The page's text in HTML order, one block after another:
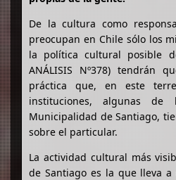
De la cultura como
preocupan en Chile sólo los
la política cultural posible
ANÁLISIS Nº378) tendrán
práctica que, en este
instituciones, algunas
Municipalidad de Santiago,
sobre el particular.
La actividad cultural más
de Santiago es la que lleva